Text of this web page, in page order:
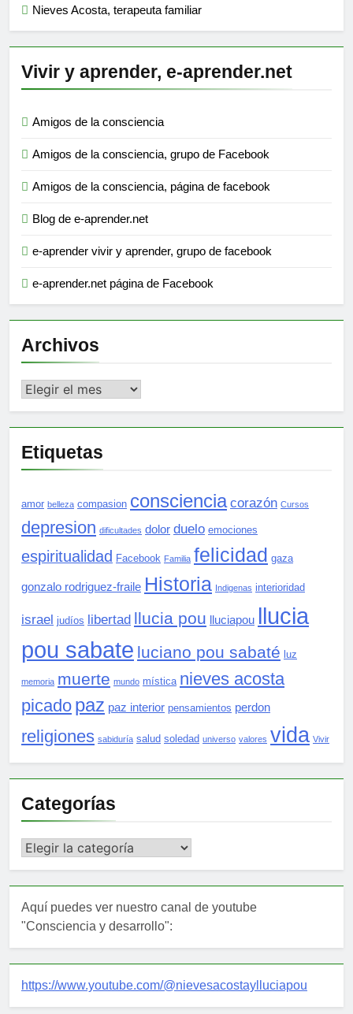
Nieves Acosta, terapeuta familiar
Vivir y aprender, e-aprender.net
Amigos de la consciencia
Amigos de la consciencia, grupo de Facebook
Amigos de la consciencia, página de facebook
Blog de e-aprender.net
e-aprender vivir y aprender, grupo de facebook
e-aprender.net página de Facebook
Archivos
Archivos
Etiquetas
amor belleza compasion consciencia corazón Cursos
depresion dificultades dolor duelo emociones
espiritualidad Facebook Familia felicidad gaza
gonzalo rodriguez-fraile Historia Indigenas interioridad
israel judíos libertad llucia pou lluciapou llucia
pou sabate luciano pou sabaté luz
memoria muerte mundo mística nieves acosta
picado paz paz interior pensamientos perdon
religiones sabiduría salud soledad universo valores vida Vivir
Categorías
Categorías
Aquí puedes ver nuestro canal de youtube
"Consciencia y desarrollo":
https://www.youtube.com/@nievesacostaylluciapou